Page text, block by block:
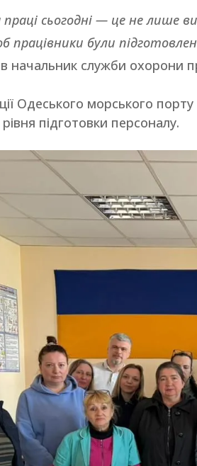
праці сьогодні — це не лише
були
начальник служби охорони
Одеського морського
підготовки персоналу.